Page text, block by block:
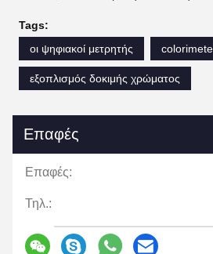
Tags:
οι ψηφιακοί μετρητής
εξοπλισμός δοκιμής χρώματος
Επαφές
Επαφές:
Τηλ.: